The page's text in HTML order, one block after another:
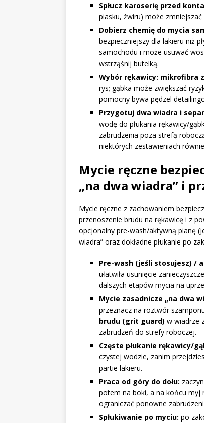
Spłucz karoserię przed
piasku, żwiru) może
Dobierz chemię do mycia
bezpieczniejszy dla lakieru niż
samochodu i może usuwać
wstrząśnij butelką.
Wybór rękawicy: mikrofibra
rys; gąbka może zwiększać
pomocny bywa pędzel
Przygotuj dwa wiadra i
wodę do płukania rękawicy/
zabrudzenia poza strefą
niektórych zestawieniach
Mycie ręczne
„na dwa wiadra” i
Mycie ręczne z zachowaniem
przenoszenie brudu na rękawicę i z
opcjonalny pre-wash/aktywną pianę
wiadra” oraz dokładne płukanie po
Pre-wash (jeśli stosujesz) /
ułatwiła usunięcie
dalszych etapów mycia na
Mycie zasadnicze „na dwa
przeznacz na roztwór
brudu (grit guard) w wiadrze
zabrudzeń do strefy roboczej.
Częste płukanie rękawicy/
czystej wodzie, zanim
partie lakieru.
Praca od góry do dołu:
potem na boki, a na końcu myj
ograniczać ponowne
Spłukiwanie po myciu: po